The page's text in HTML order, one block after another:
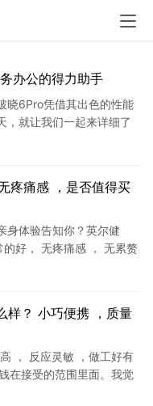
办公的得力助手
晓6Pro凭借其出色的性能
，就让我们一起来详细了
一、产品参数 华硕破晓...
疼痛感 ，是否值得买
身体验告知你？英尔健
好， 无疼痛感 ， 无累赘
较高的性价比,英...
，质量
， 反应灵敏 ，做工好有
在接受的范围里面。我觉
文都能...